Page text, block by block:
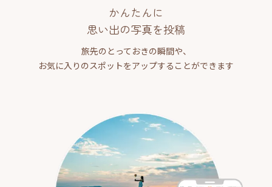
かんたんに
思い出の写真を投稿
旅先のとっておきの瞬間や、
お気に入りのスポットをアップすることができます